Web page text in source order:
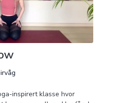
inspirert klasse hvor